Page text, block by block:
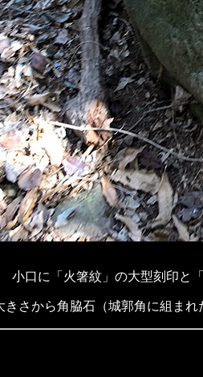
小口に「火箸紋」の大型刻印と
きさから角脇石（城郭角に組ま